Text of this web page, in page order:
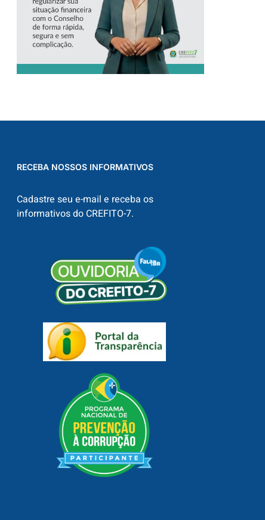
RECEBA NOSSOS INFORMATIVOS
Cadastre seu e-mail e receba os
informativos do CREFITO-7.